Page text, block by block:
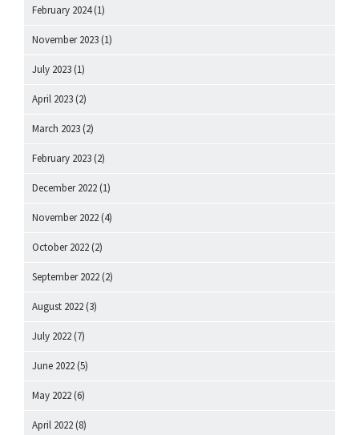
February 2024(1)
November 2023 (1)
July 2023 (1)
April 2023 (2)
March 2023 (2)
February 2023 (2)
December 2022 (1)
November 2022 (4)
October 2022 (2)
September 2022 (2)
August 2022 (3)
July 2022 (7)
June 2022 (5)
May 2022 (6)
April 2022 (8)